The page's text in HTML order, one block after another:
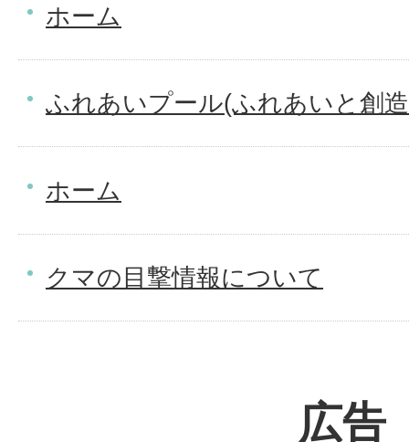
ホーム
ふれあいプール(ふれあいと創
ホーム
クマの目撃情報について
広告